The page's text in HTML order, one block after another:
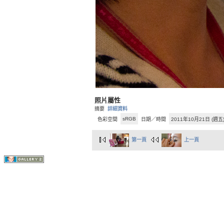
照片屬性
摘要 詳細資料
色彩空間
sRGB 日期／時間 2011年10月21日 (週
第一頁 上一頁